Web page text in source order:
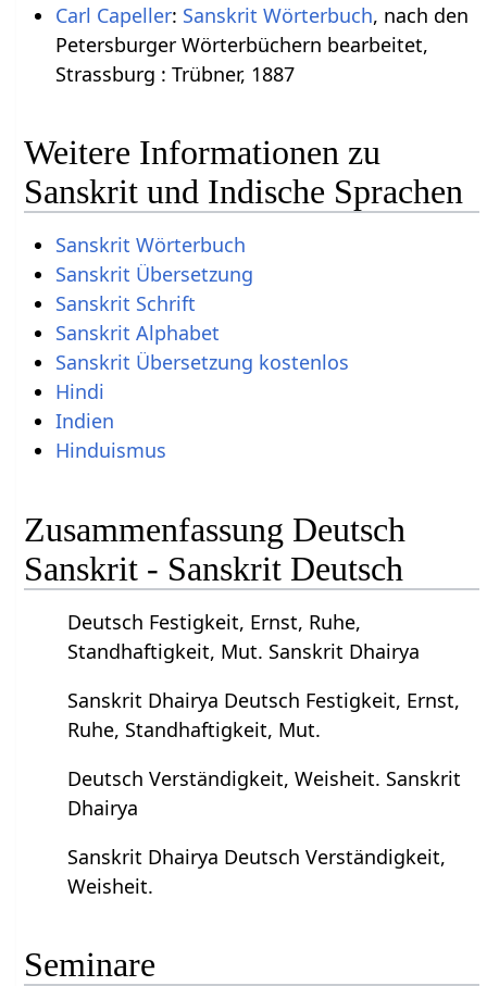
Carl Capeller: Sanskrit Wörterbuch, nach den
Petersburger Wörterbüchern bearbeitet,
Strassburg : Trübner, 1887
Weitere Informationen zu
Sanskrit und Indische Sprachen
Sanskrit Wörterbuch
Sanskrit Übersetzung
Sanskrit Schrift
Sanskrit Alphabet
Sanskrit Übersetzung kostenlos
Hindi
Indien
Hinduismus
Zusammenfassung Deutsch
Sanskrit - Sanskrit Deutsch
Deutsch Festigkeit, Ernst, Ruhe,
Standhaftigkeit, Mut. Sanskrit Dhairya
Sanskrit Dhairya Deutsch Festigkeit, Ernst,
Ruhe, Standhaftigkeit, Mut.
Deutsch Verständigkeit, Weisheit. Sanskrit
Dhairya
Sanskrit Dhairya Deutsch Verständigkeit,
Weisheit.
Seminare